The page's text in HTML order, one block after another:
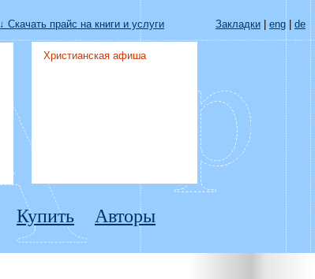
↓ Скачать прайс на книги и услуги Закладки eng| de
Христианская афиша
Купить Авторы